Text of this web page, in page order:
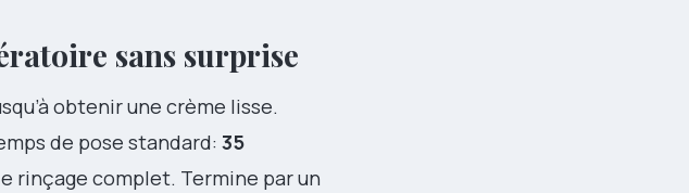
sans surprise
obtenir une crème lisse.
de pose standard: 35
rinçage complet. Termine par un